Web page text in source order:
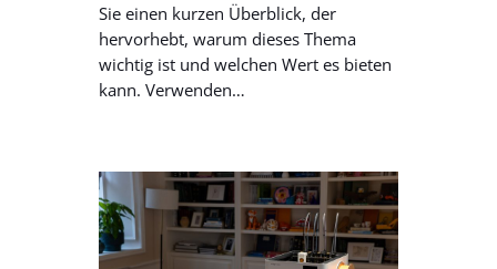
Sie einen kurzen Überblick, der
hervorhebt, warum dieses Thema
wichtig ist und welchen Wert es bieten
kann. Verwenden…